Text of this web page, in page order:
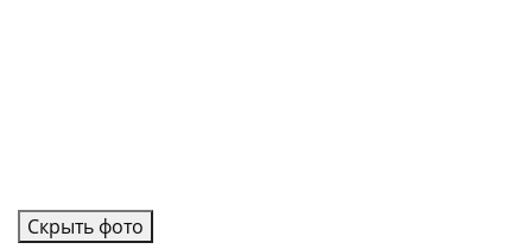
Скрыть фото